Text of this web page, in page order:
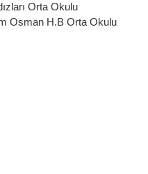
Orta Okulu
Osman H.B Orta Okulu